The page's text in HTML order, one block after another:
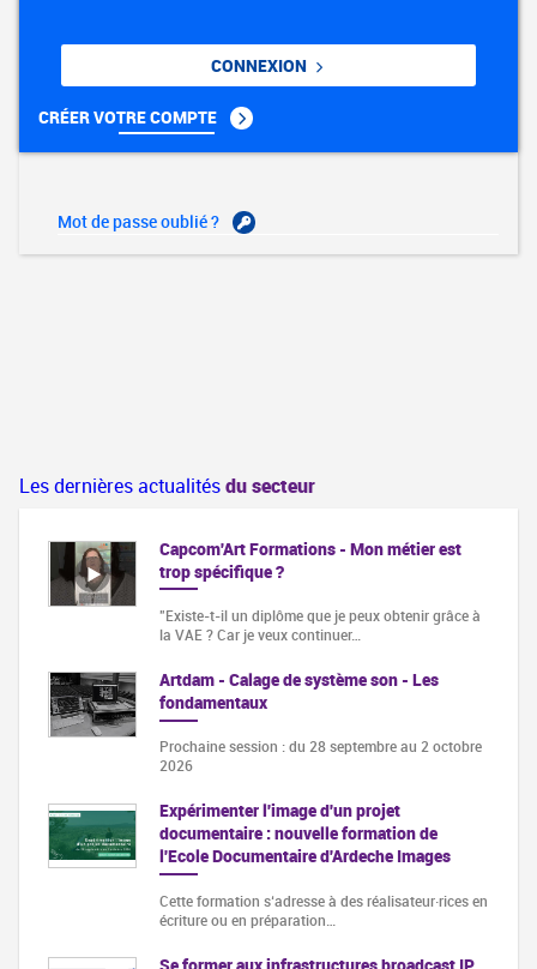
CONNEXION
CRÉER VOTRE COMPTE
Mot de passe oublié ?
Les dernières actualitésdu secteur
Capcom'Art Formations - Mon métier est
trop spécifique ?
"Existe-t-il un diplôme que je peux obtenir grâce à
la VAE ? Car je veux continuer…
Artdam - Calage de système son - Les
fondamentaux
Prochaine session : du 28 septembre au 2 octobre
2026
Expérimenter l'image d'un projet
documentaire : nouvelle formation de
l'Ecole Documentaire d'Ardeche Images
Cette formation s‘adresse à des réalisateur·rices en
écriture ou en préparation…
Se former aux infrastructures broadcast IP